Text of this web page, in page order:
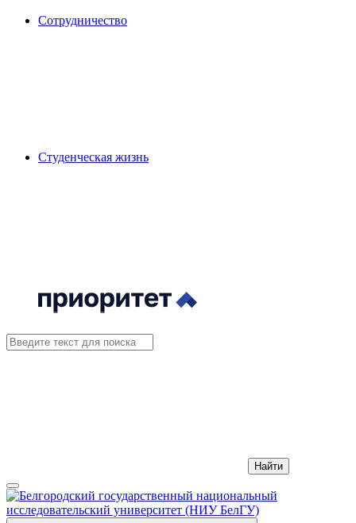
Сотрудничество
Студенческая жизнь
Найти